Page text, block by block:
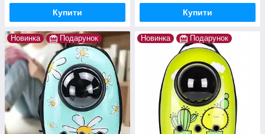
Купити Купити
Новинка Подарунок Новинка Подарунок